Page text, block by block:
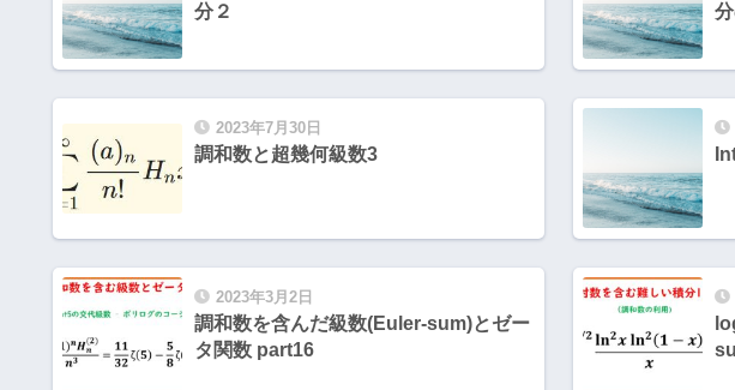
分２
2023年7月30日
調和数と超幾何級数3
2023年3月2日
調和数を含んだ級数(Euler-sum)とゼー
タ関数 part16